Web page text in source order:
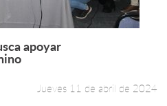
Leer más +
apoyar
Jueves 11 de abril de 2024